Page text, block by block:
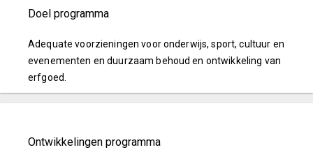
Doel programma
Adequate voorzieningen voor onderwijs, sport, cultuur en
evenementen en duurzaam behoud en ontwikkeling van
erfgoed.
Ontwikkelingen programma